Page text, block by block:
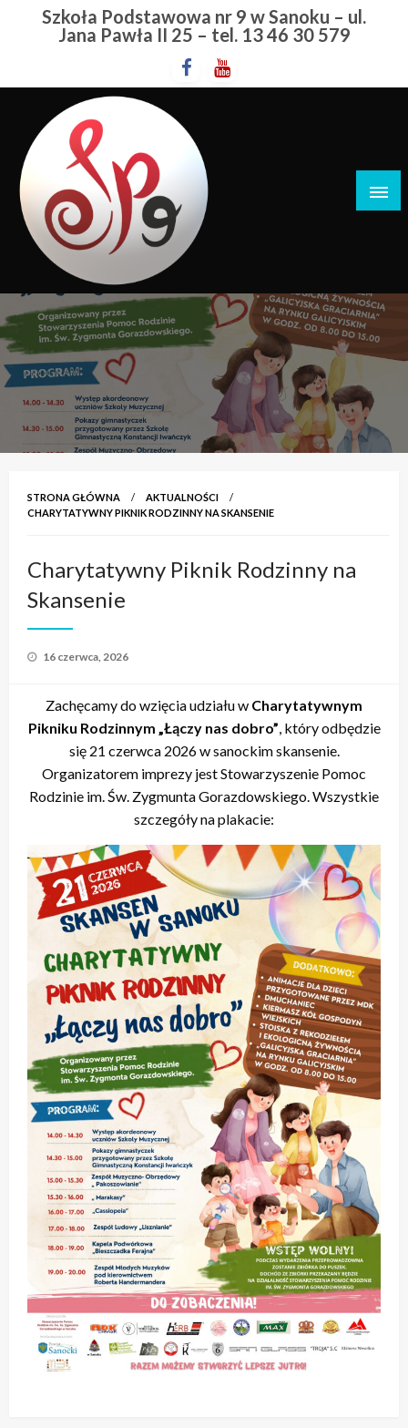
PrzejdźSzkoła Podstawowa nr 9 w Sanoku – ul.
Jana Pawła II 25 – tel. 13 46 30 579
Szkoła Podstawowa nr 9 w Sanoku
STRONA GŁÓWNA
AKTUALNOŚCI
CHARYTATYWNY PIKNIK RODZINNY NA SKANSENIE
Charytatywny Piknik Rodzinny na
Skansenie
Opublikowane
16 czerwca, 2026
Zachęcamy do wzięcia udziału w Charytatywnym
Pikniku Rodzinnym „Łączy nas dobro”, który odbędzie
się 21 czerwca 2026 w sanockim skansenie.
Organizatorem imprezy jest Stowarzyszenie Pomoc
Rodzinie im. Św. Zygmunta Gorazdowskiego. Wszystkie
szczegóły na plakacie: